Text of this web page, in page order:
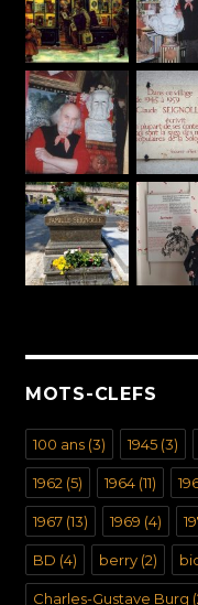
MOTS-CLEFS
100 ans(3) 1945(3)
1962 (5) 1964(11)
1967(13) 1969 (4)
BD (4) berry(2)
Charles-Gustave Burg